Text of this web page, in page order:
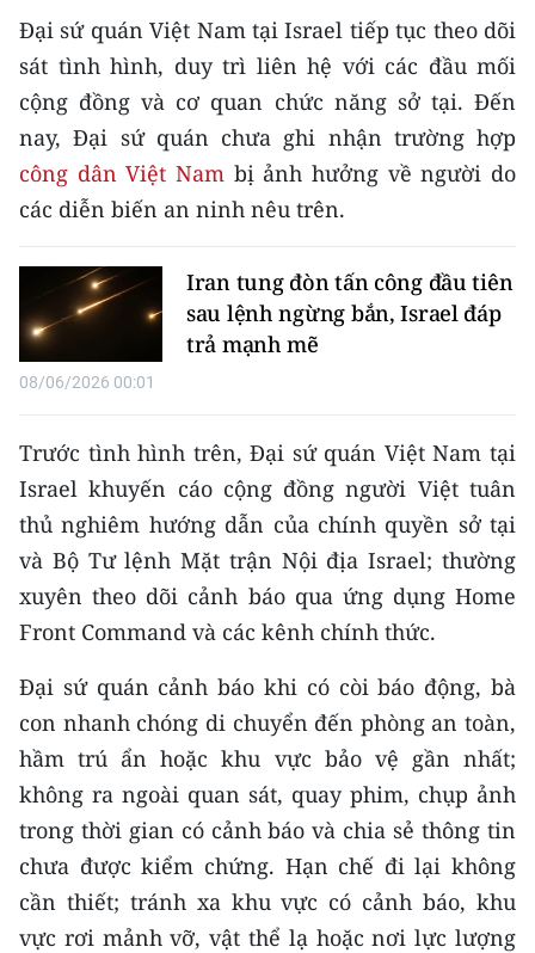
TIN MỚI
TIN ĐỊA PHƯƠNG
Trung du và miền núi phía Bắc
Đồng bằng sông Hồng
Bắc Trung Bộ
Duyên hải Nam Trung Bộ và Tây
Nguyên
Đồng bằng sông Cửu Long
Chuyên trang Hà Nội
Chuyên trang TP. Hồ Chí Minh
CHUYÊN ĐỀ
CÁC CHUYÊN TRANG
VỀ BÁO NHÂN DÂN
THỜI NAY
NHÂN DÂN CUỐI TUẦN
NHÂN DÂN HẰNG THÁNG
Đại sứ quán Việt Nam tại Israel tiếp tục theo dõi
sát tình hình, duy trì liên hệ với các đầu mối
cộng đồng và cơ quan chức năng sở tại. Đến
nay, Đại sứ quán chưa ghi nhận trường hợp
công dân Việt Nam bị ảnh hưởng về người do
các diễn biến an ninh nêu trên.
Iran tung đòn tấn công đầu tiên
sau lệnh ngừng bắn, Israel đáp
trả mạnh mẽ
08/06/2026 00:01
Trước tình hình trên, Đại sứ quán Việt Nam tại
Israel khuyến cáo cộng đồng người Việt tuân
thủ nghiêm hướng dẫn của chính quyền sở tại
và Bộ Tư lệnh Mặt trận Nội địa Israel; thường
xuyên theo dõi cảnh báo qua ứng dụng Home
Front Command và các kênh chính thức.
Đại sứ quán cảnh báo khi có còi báo động, bà
con nhanh chóng di chuyển đến phòng an toàn,
hầm trú ẩn hoặc khu vực bảo vệ gần nhất;
không ra ngoài quan sát, quay phim, chụp ảnh
trong thời gian có cảnh báo và chia sẻ thông tin
chưa được kiểm chứng. Hạn chế đi lại không
cần thiết; tránh xa khu vực có cảnh báo, khu
vực rơi mảnh vỡ, vật thể lạ hoặc nơi lực lượng